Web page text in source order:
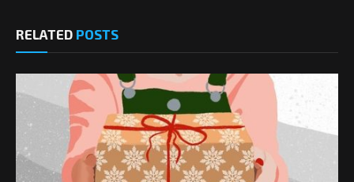
RELATED POSTS